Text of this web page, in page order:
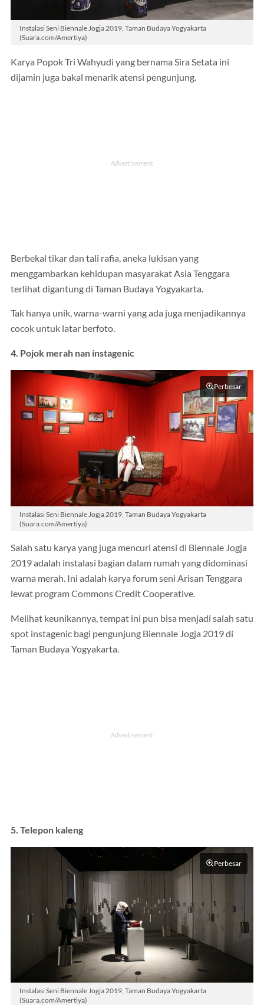
Instalasi Seni Biennale Jogja 2019, Taman Budaya Yogyakarta
(Suara.com/Amertiya)
Karya Popok Tri Wahyudi yang bernama Sira Setata ini
dijamin juga bakal menarik atensi pengunjung.
Berbekal tikar dan tali rafia, aneka lukisan yang
menggambarkan kehidupan masyarakat Asia Tenggara
terlihat digantung di Taman Budaya Yogyakarta.
Tak hanya unik, warna-warni yang ada juga menjadikannya
cocok untuk latar berfoto.
4. Pojok merah nan instagenic
Perbesar
Instalasi Seni Biennale Jogja 2019, Taman Budaya Yogyakarta
(Suara.com/Amertiya)
Salah satu karya yang juga mencuri atensi di Biennale Jogja
2019 adalah instalasi bagian dalam rumah yang didominasi
warna merah. Ini adalah karya forum seni Arisan Tenggara
lewat program Commons Credit Cooperative.
Melihat keunikannya, tempat ini pun bisa menjadi salah satu
spot instagenic bagi pengunjung Biennale Jogja 2019 di
Taman Budaya Yogyakarta.
5. Telepon kaleng
Perbesar
Instalasi Seni Biennale Jogja 2019, Taman Budaya Yogyakarta
(Suara.com/Amertiya)